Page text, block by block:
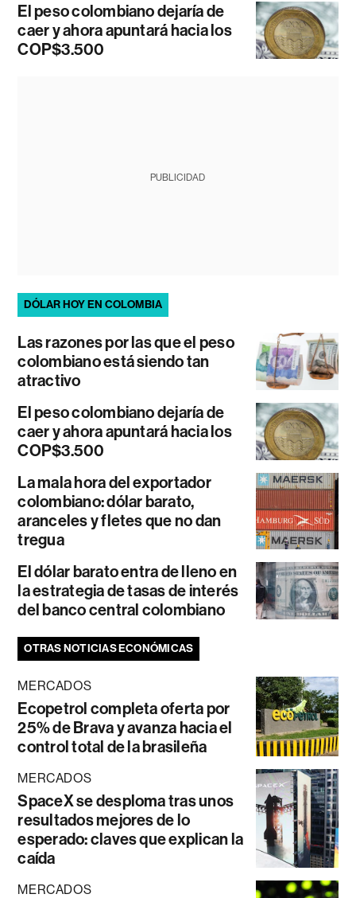
El peso colombiano dejaría de
caer y ahora apuntará hacia los
COP$3.500
PUBLICIDAD
DÓLAR HOY EN COLOMBIA
Las razones por las que el peso
colombiano está siendo tan
atractivo
El peso colombiano dejaría de
caer y ahora apuntará hacia los
COP$3.500
La mala hora del exportador
colombiano: dólar barato,
aranceles y fletes que no dan
tregua
El dólar barato entra de lleno en
la estrategia de tasas de interés
del banco central colombiano
OTRAS NOTICIAS ECONÓMICAS
MERCADOS
Ecopetrol completa oferta por
25% de Brava y avanza hacia el
control total de la brasileña
MERCADOS
SpaceX se desploma tras unos
resultados mejores de lo
esperado: claves que explican la
caída
MERCADOS